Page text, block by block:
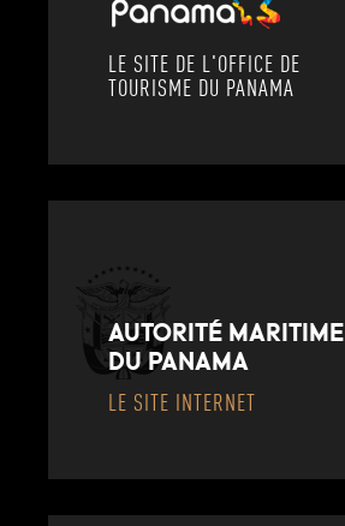
LE SITE DE L'OFFICE DE
TOURISME DU PANAMA
AUTORITÉ MARITIME
DU PANAMA
LE SITE INTERNET